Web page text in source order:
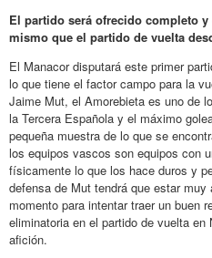
El partido será ofrecido completo
mismo que el partido de vuelta
El Manacor disputará este primer
lo que tiene el factor campo para la
Jaime Mut, el Amorebieta es uno de
la Tercera Española y el máximo
pequeña muestra de lo que se
los equipos vascos son equipos con
físicamente lo que los hace duros y
defensa de Mut tendrá que estar
momento para intentar traer un buen
eliminatoria en el partido de vuelta
afición.